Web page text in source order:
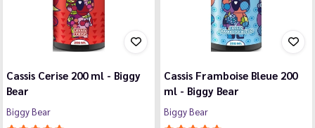
Cassis Cerise 200 ml - Biggy
Bear
Biggy Bear
Cassis Framboise Bleue 200
ml - Biggy Bear
Biggy Bear